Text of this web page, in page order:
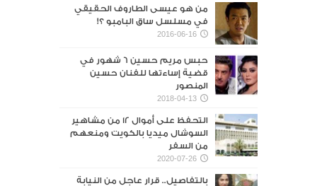
من هو عيسى الطاروف الحقيقي
في مسلسل ساق البامبو ؟!
2016-06-16
حبس مريم حسين 6 شهور في
قضية إساءتها للفنان حسين
المنصور‎
2018-04-13
التحفظ على أموال 12 من مشاهير
السوشال ميديا بالكويت ومنعهم
من السفر
2020-07-26
بالتفاصيل.. قرار عاجل من النيابة